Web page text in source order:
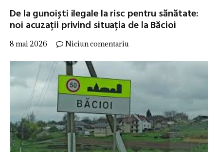
De la gunoiști ilegale la risc pentru sănătate:
noi acuzații privind situația de la Băcioi
8 mai 2026 Niciun comentariu